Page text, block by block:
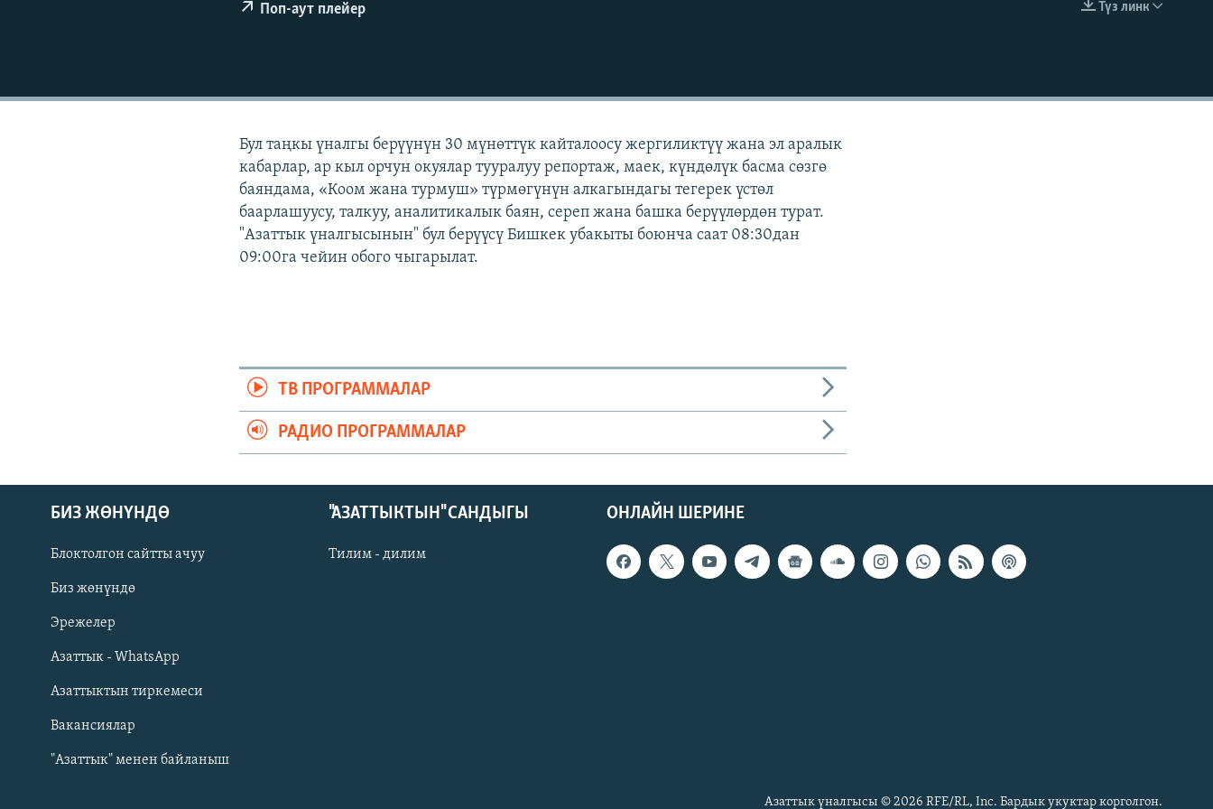
Русский
ОНЛАЙН ШЕРИНЕ
EMBED
Түз линк
Поп-аут плейер
Бул таңкы үналгы берүүнүн 30 мүнөттүк кайталоосу жергиликтүү жана эл аралык
кабарлар, ар кыл орчун окуялар тууралуу репортаж, маек, күндөлүк басма сөзгө
баяндама, «Коом жана турмуш» түрмөгүнүн алкагындагы тегерек үстөл
баарлашуусу, талкуу, аналитикалык баян, сереп жана башка берүүлөрдөн турат.
"Азаттык үналгысынын" бул берүүсү Бишкек убакыты боюнча саат 08:30дан
09:00га чейин обого чыгарылат.
ТВ ПРОГРАММАЛАР
РАДИО ПРОГРАММАЛАР
ОНЛАЙН ШЕРИНЕ
БИЗ ЖӨНҮНДӨ
Блоктолгон сайтты ачуу
Биз жөнүндө
Эрежелер
Азаттык - WhatsApp
Азаттыктын тиркемеси
Вакансиялар
"Азаттык" менен байланыш
"АЗАТТЫКТЫН" САНДЫГЫ
Тилим - дилим
Азаттык үналгысы © 2026 RFE/RL, Inc. Бардык укуктар корголгон.